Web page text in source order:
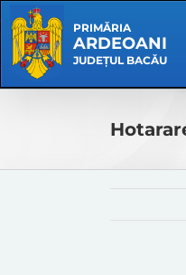
content
Navigation
PRIMĂRIA
ARDEOANI
JUDEȚUL BACĂU